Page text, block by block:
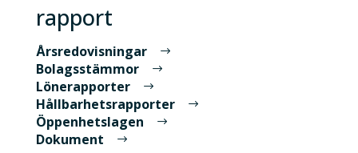
rapport
Årsredovisningar
Bolagsstämmor
Lönerapporter
Hållbarhetsrapporter
Öppenhetslagen
Dokument